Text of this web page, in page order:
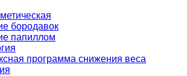
бородавок
папиллом
программа снижения веса